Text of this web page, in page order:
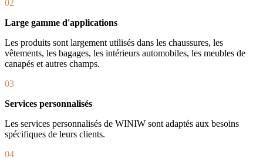
02
Large gamme d'applications
Les produits sont largement utilisés dans les chaussures, les
vêtements, les bagages, les intérieurs automobiles, les meubles de
canapés et autres champs.
03
Services personnalisés
Les services personnalisés de WINIW sont adaptés aux besoins
spécifiques de leurs clients.
04